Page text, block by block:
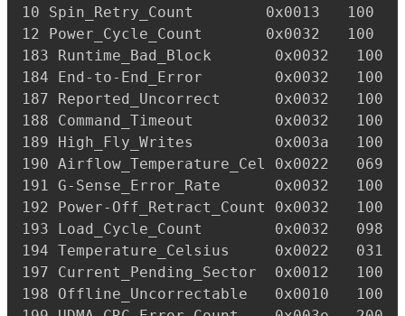
10 Spin_Retry_Count        0x0013
12 Power_Cycle_Count       0x0032
183 Runtime_Bad_Block       0x0032
184 End-to-End_Error        0x0032
187 Reported_Uncorrect      0x0032
188 Command_Timeout         0x0032
189 High_Fly_Writes         0x003a
190 Airflow_Temperature_Cel 0x0022
191 G-Sense_Error_Rate      0x0032
192 Power-Off_Retract_Count 0x0032
193 Load_Cycle_Count        0x0032
194 Temperature_Celsius     0x0022
197 Current_Pending_Sector  0x0012
198 Offline_Uncorrectable   0x0010